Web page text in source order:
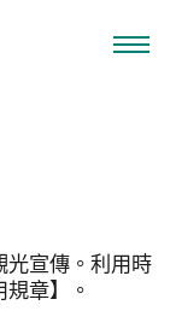
光宣傳。利用時
章】。